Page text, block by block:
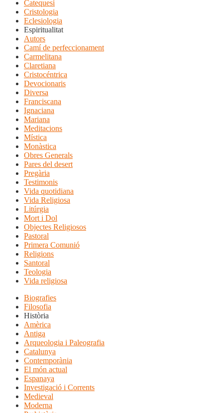
Catequesi
Cristologia
Eclesiologia
Espiritualitat
Autors
Camí de perfeccionament
Carmelitana
Claretiana
Cristocéntrica
Devocionaris
Diversa
Franciscana
Ignaciana
Mariana
Meditacions
Mística
Monàstica
Obres Generals
Pares del desert
Pregària
Testimonis
Vida quotidiana
Vida Religiosa
Litúrgia
Mort i Dol
Objectes Religiosos
Pastoral
Primera Comunió
Religions
Santoral
Teologia
Vida religiosa
Biografies
Filosofia
Història
Amèrica
Antiga
Arqueologia i Paleografia
Catalunya
Contemporània
El món actual
Espanaya
Investigació i Corrents
Medieval
Moderna